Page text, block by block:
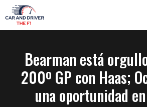
Saltar
al
contenido
Bearman está
200º GP con Haas;
una oportunidad